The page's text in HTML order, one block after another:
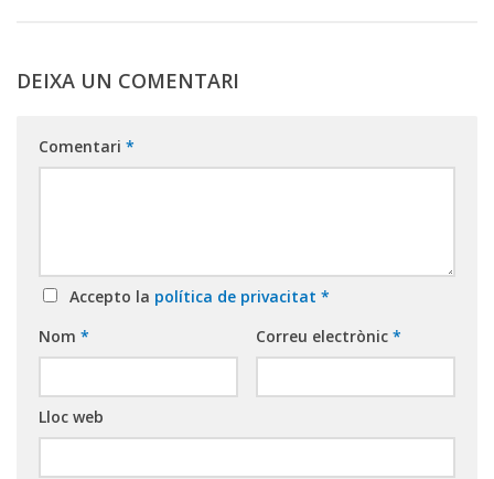
DEIXA UN COMENTARI
Comentari *
Accepto la política de privacitat *
Nom * Correu electrònic *
Lloc web